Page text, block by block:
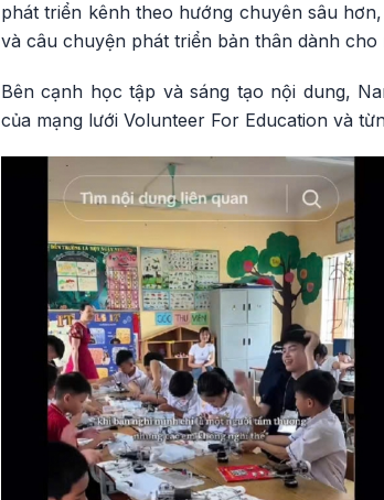
phát triển kênh theo hướng chuyên sâu
và câu chuyện phát triển bản thân dành cho
Bên cạnh học tập và sáng tạo nội dung,
của mạng lưới Volunteer For Education và